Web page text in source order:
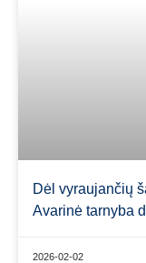
Dėl vyraujančių
Avarinė tarnyba
2026-02-02